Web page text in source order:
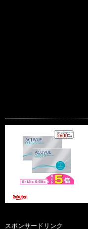
スポンサードリンク